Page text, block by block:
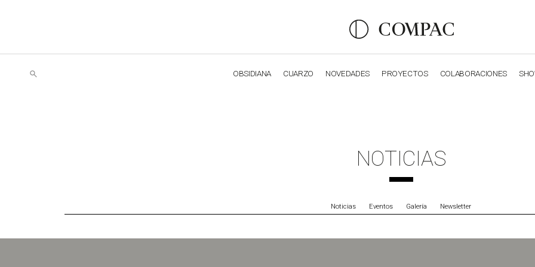
OBSIDIANA CUARZO NOVEDADES PROYECTOS COLABORACIONES
NOTICIAS
Noticias Eventos Galería Newsletter